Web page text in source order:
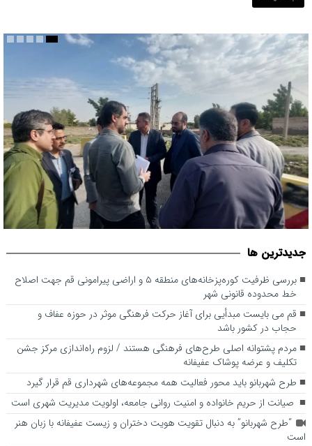
اصلاح خط محدوده قانونی شهر
حجاب در کشور باشد
جديدترين ها
بررسی ظرفیت کوره‌پزخانه‌های منطقه ۵ و اراضی پیرامونی قم جهت اصلاح
خط محدوده قانونی شهر
قم می بایست مبدأیی برای آغاز حرکت فرهنگی موثر در حوزه عفاف و
حجاب در کشور باشد
مردم پشتوانه اصلی طرح‌های فرهنگی هستند / لزوم راه‌اندازی مرکز جشن
تکلیف و عرضه پوشاک عفیفانه
طرح شهربانو باید محور فعالیت همه مجموعه‌های شهرداری قم قرار گیرد
صیانت از حریم خانواده و امنیت روانی جامعه، اولویت مدیریت شهری است
“طرح شهربانو” به دنبال تقویت هویت دختران و زیست عفیفانه با زبان هنر
است